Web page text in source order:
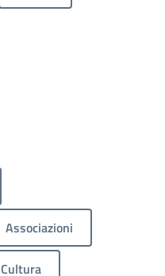
Associazioni
Cultura